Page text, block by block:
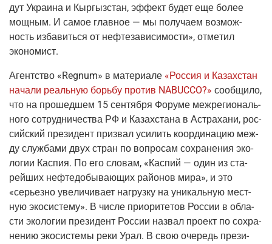
дут Укра­и­на и Кыр­гыз­стан, эффект будет еще более
мощ­ным. И самое глав­ное — мы полу­ча­ем воз­мож­
ность изба­вить­ся от неф­те­за­ви­си­мо­сти», отме­тил
экономист.
Агент­ство «Regnum» в мате­ри­а­ле «Рос­сия и Казах­стан
нача­ли реаль­ную борь­бу про­тив NABUCCO?» сооб­щи­ло,
что на про­шед­шем 15 сен­тяб­ря Фору­ме меж­ре­ги­о­наль­
но­го сотруд­ни­че­ства РФ и Казах­ста­на в Аст­ра­ха­ни, рос­
сий­ский пре­зи­дент при­звал уси­лить коор­ди­на­цию меж­
ду служ­ба­ми двух стран по вопро­сам сохра­не­ния эко­
ло­гии Кас­пия. По его сло­вам, «Кас­пий — один из ста­
рей­ших неф­те­до­бы­ва­ю­щих рай­о­нов мира», и это
«серьез­но уве­ли­чи­ва­ет нагруз­ку на уни­каль­ную мест­
ную эко­си­сте­му». В чис­ле при­о­ри­те­тов Рос­сии в обла­
сти эко­ло­гии пре­зи­дент Рос­сии назвал про­ект по сохра­
не­нию эко­си­сте­мы реки Урал. В свою оче­редь пре­зи­